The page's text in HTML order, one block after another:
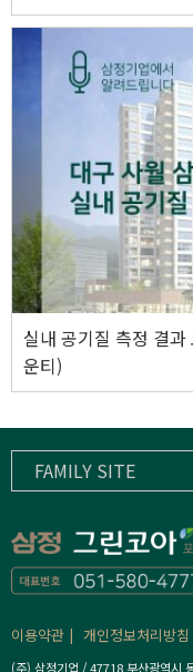
실내 공기질 측정 결
운티)
FAMILY SITE
하이스트컨트리클럽
삼정고등학교
이용약관 개인정보처리방침
(주) 삼정기업 / 47718 부산광역시